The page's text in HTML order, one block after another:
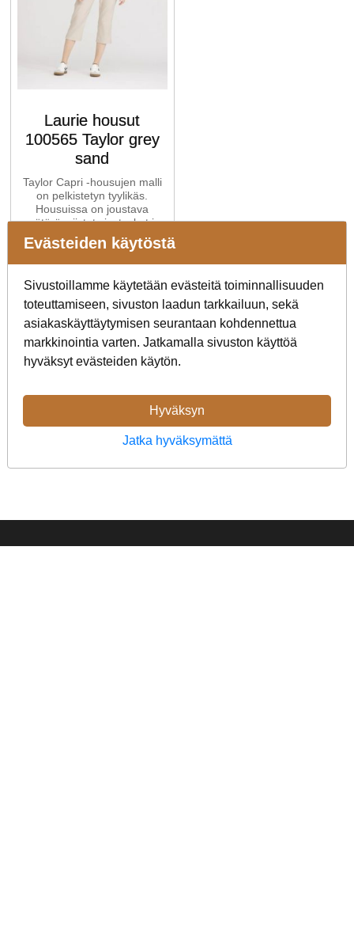
Laurie housut
100565 Taylor grey
sand
Taylor Capri -housujen malli
on pelkistetyn tyylikäs.
Housuissa on joustava
vyötärö, viistot sivutaskut ja
käytännölliset vyölenkit.
Joustavan vyötärönauhan, ...
alkaen
99,00 €
Lisää
vaihtoehtoja ...
Evästeiden käytöstä
Sivustoillamme käytetään evästeitä toiminnallisuuden
toteuttamiseen, sivuston laadun tarkkailuun, sekä
asiakaskäyttäytymisen seurantaan kohdennettua
markkinointia varten. Jatkamalla sivuston käyttöä
hyväksyt evästeiden käytön.
Hyväksyn
Jatka hyväksymättä